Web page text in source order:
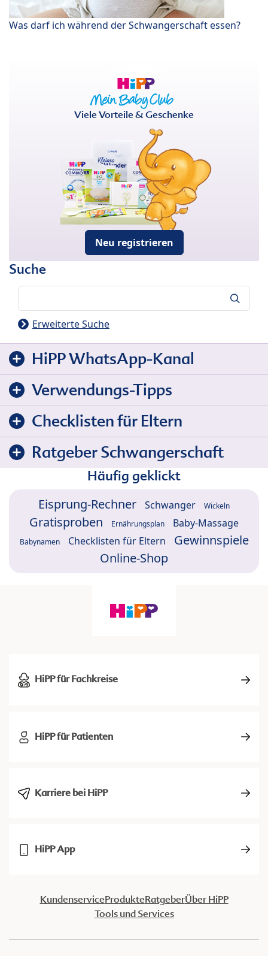
Was darf ich während der Schwangerschaft essen?
Viele Vorteile & Geschenke
Neu registrieren
Suche
Erweiterte Suche
HiPP WhatsApp-Kanal
Verwendungs-Tipps
Checklisten für Eltern
Ratgeber Schwangerschaft
Häufig geklickt
Eisprung-Rechner Schwanger Wickeln
Gratisproben Ernährungsplan Baby-Massage
Babynamen Checklisten für Eltern
Gewinnspiele
Online-Shop
HiPP für Fachkreise
HiPP für Patienten
Karriere bei HiPP
HiPP App
KundenserviceProdukteRatgeberÜber HiPP
Tools und Services